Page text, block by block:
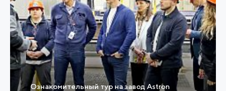
Ознакомительный тур на завод Astron